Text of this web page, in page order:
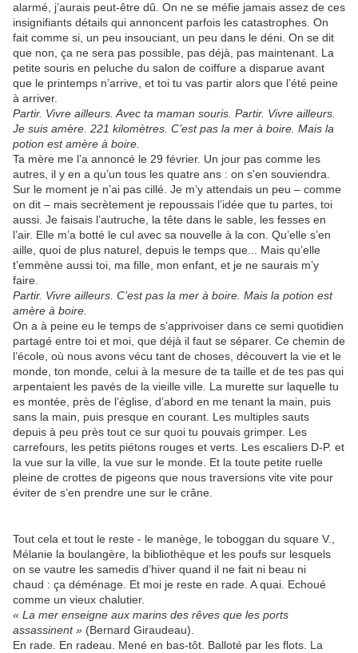
alarmé, j’aurais peut-être dû. On ne se méfie jamais assez de ces
insignifiants détails qui annoncent parfois les catastrophes. On
fait comme si, un peu insouciant, un peu dans le déni. On se dit
que non, ça ne sera pas possible, pas déjà, pas maintenant. La
petite souris en peluche du salon de coiffure a disparue avant
que le printemps n’arrive, et toi tu vas partir alors que l’été peine
à arriver.
Partir. Vivre ailleurs. Avec ta maman souris. Partir. Vivre ailleurs.
Je suis amère. 221 kilomètres. C’est pas la mer à boire. Mais la
potion est amère à boire.
Ta mère me l’a annoncé le 29 février. Un jour pas comme les
autres, il y en a qu’un tous les quatre ans : on s'en souviendra.
Sur le moment je n’ai pas cillé. Je m’y attendais un peu – comme
on dit – mais secrètement je repoussais l’idée que tu partes, toi
aussi. Je faisais l’autruche, la tête dans le sable, les fesses en
l’air. Elle m’a botté le cul avec sa nouvelle à la con. Qu’elle s’en
aille, quoi de plus naturel, depuis le temps que... Mais qu’elle
t’emmène aussi toi, ma fille, mon enfant, et je ne saurais m’y
faire.
Partir. Vivre ailleurs. C’est pas la mer à boire. Mais la potion est
amère à boire.
On a à peine eu le temps de s’apprivoiser dans ce semi quotidien
partagé entre toi et moi, que déjà il faut se séparer. Ce chemin de
l’école, où nous avons vécu tant de choses, découvert la vie et le
monde, ton monde, celui à la mesure de ta taille et de tes pas qui
arpentaient les pavés de la vieille ville. La murette sur laquelle tu
es montée, près de l’église, d’abord en me tenant la main, puis
sans la main, puis presque en courant. Les multiples sauts
depuis à peu près tout ce sur quoi tu pouvais grimper. Les
carrefours, les petits piétons rouges et verts. Les escaliers D-P. et
la vue sur la ville, la vue sur le monde. Et la toute petite ruelle
pleine de crottes de pigeons que nous traversions vite vite pour
éviter de s’en prendre une sur le crâne.
Tout cela et tout le reste - le manège, le toboggan du square V.,
Mélanie la boulangère, la bibliothèque et les poufs sur lesquels
on se vautre les samedis d’hiver quand il ne fait ni beau ni
chaud : ça déménage. Et moi je reste en rade. A quai. Echoué
comme un vieux chalutier.
« La mer enseigne aux marins des rêves que les ports
assassinent » (Bernard Giraudeau).
En rade. En radeau. Mené en bas-tôt. Balloté par les flots. La